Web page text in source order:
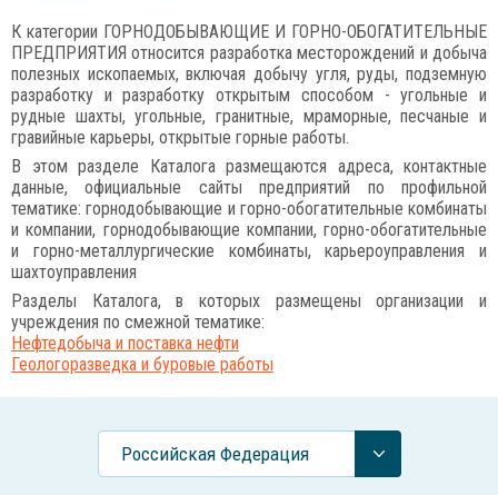
К категории ГОРНОДОБЫВАЮЩИЕ И ГОРНО-ОБОГАТИТЕЛЬНЫЕ
ПРЕДПРИЯТИЯ относится разработка месторождений и добыча
полезных ископаемых, включая добычу угля, руды, подземную
разработку и разработку открытым способом - угольные и
рудные шахты, угольные, гранитные, мраморные, песчаные и
гравийные карьеры, открытые горные работы.
В этом разделе Каталога размещаются адреса, контактные
данные, официальные сайты предприятий по профильной
тематике: горнодобывающие и горно-обогатительные комбинаты
и компании, горнодобывающие компании, горно-обогатительные
и горно-металлургические комбинаты, карьероуправления и
шахтоуправления
Разделы Каталога, в которых размещены организации и
учреждения по смежной тематике:
Нефтедобыча и поставка нефти
Геологоразведка и буровые работы
Российcкая Федерация